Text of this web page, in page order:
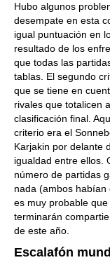
Hubo algunos
desempate en esta
igual puntuación en
resultado de los
que todas las
tablas. El segundo
que se tiene en
rivales que totalicen
clasificación final.
criterio era el
Karjakin por delante
igualdad entre ellos.
número de partidas
nada (ambos
es muy probable
terminarán
de este año.
Escalafón